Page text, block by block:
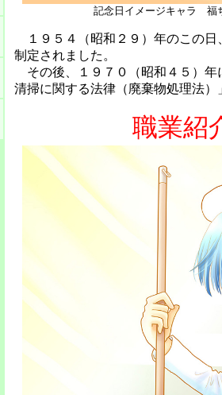
記念日イメージキャラ 福
１９５４（昭和２９）年のこの日
制定されました。
その後、１９７０（昭和４５）年
清掃に関する法律（廃棄物処理法）
職業紹